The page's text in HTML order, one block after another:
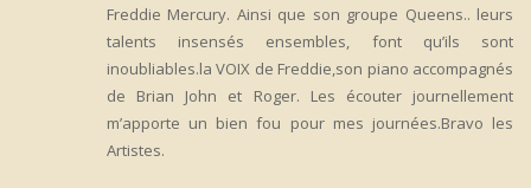
Freddie Mercury. Ainsi que son groupe Queens.. leurs
talents insensés ensembles, font qu’ils sont
inoubliables.la VOIX de Freddie,son piano accompagnés
de Brian John et Roger. Les écouter journellement
m’apporte un bien fou pour mes journées.Bravo les
Artistes.